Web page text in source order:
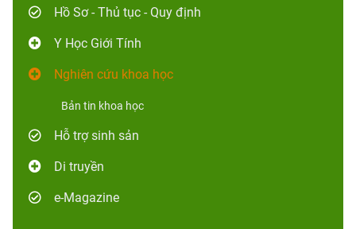
Hồ Sơ - Thủ tục - Quy định
Y Học Giới Tính
Nghiên cứu khoa học
Bản tin khoa học
Hỗ trợ sinh sản
Di truyền
e-Magazine